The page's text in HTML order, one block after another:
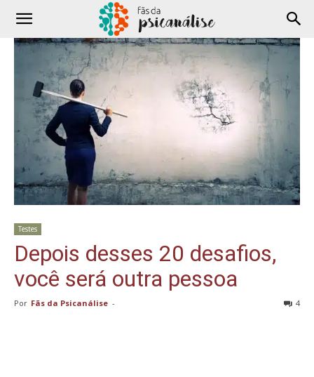
Testes
Depois desses 20 desafios,
você será outra pessoa
Por Fãs da Psicanálise - 4